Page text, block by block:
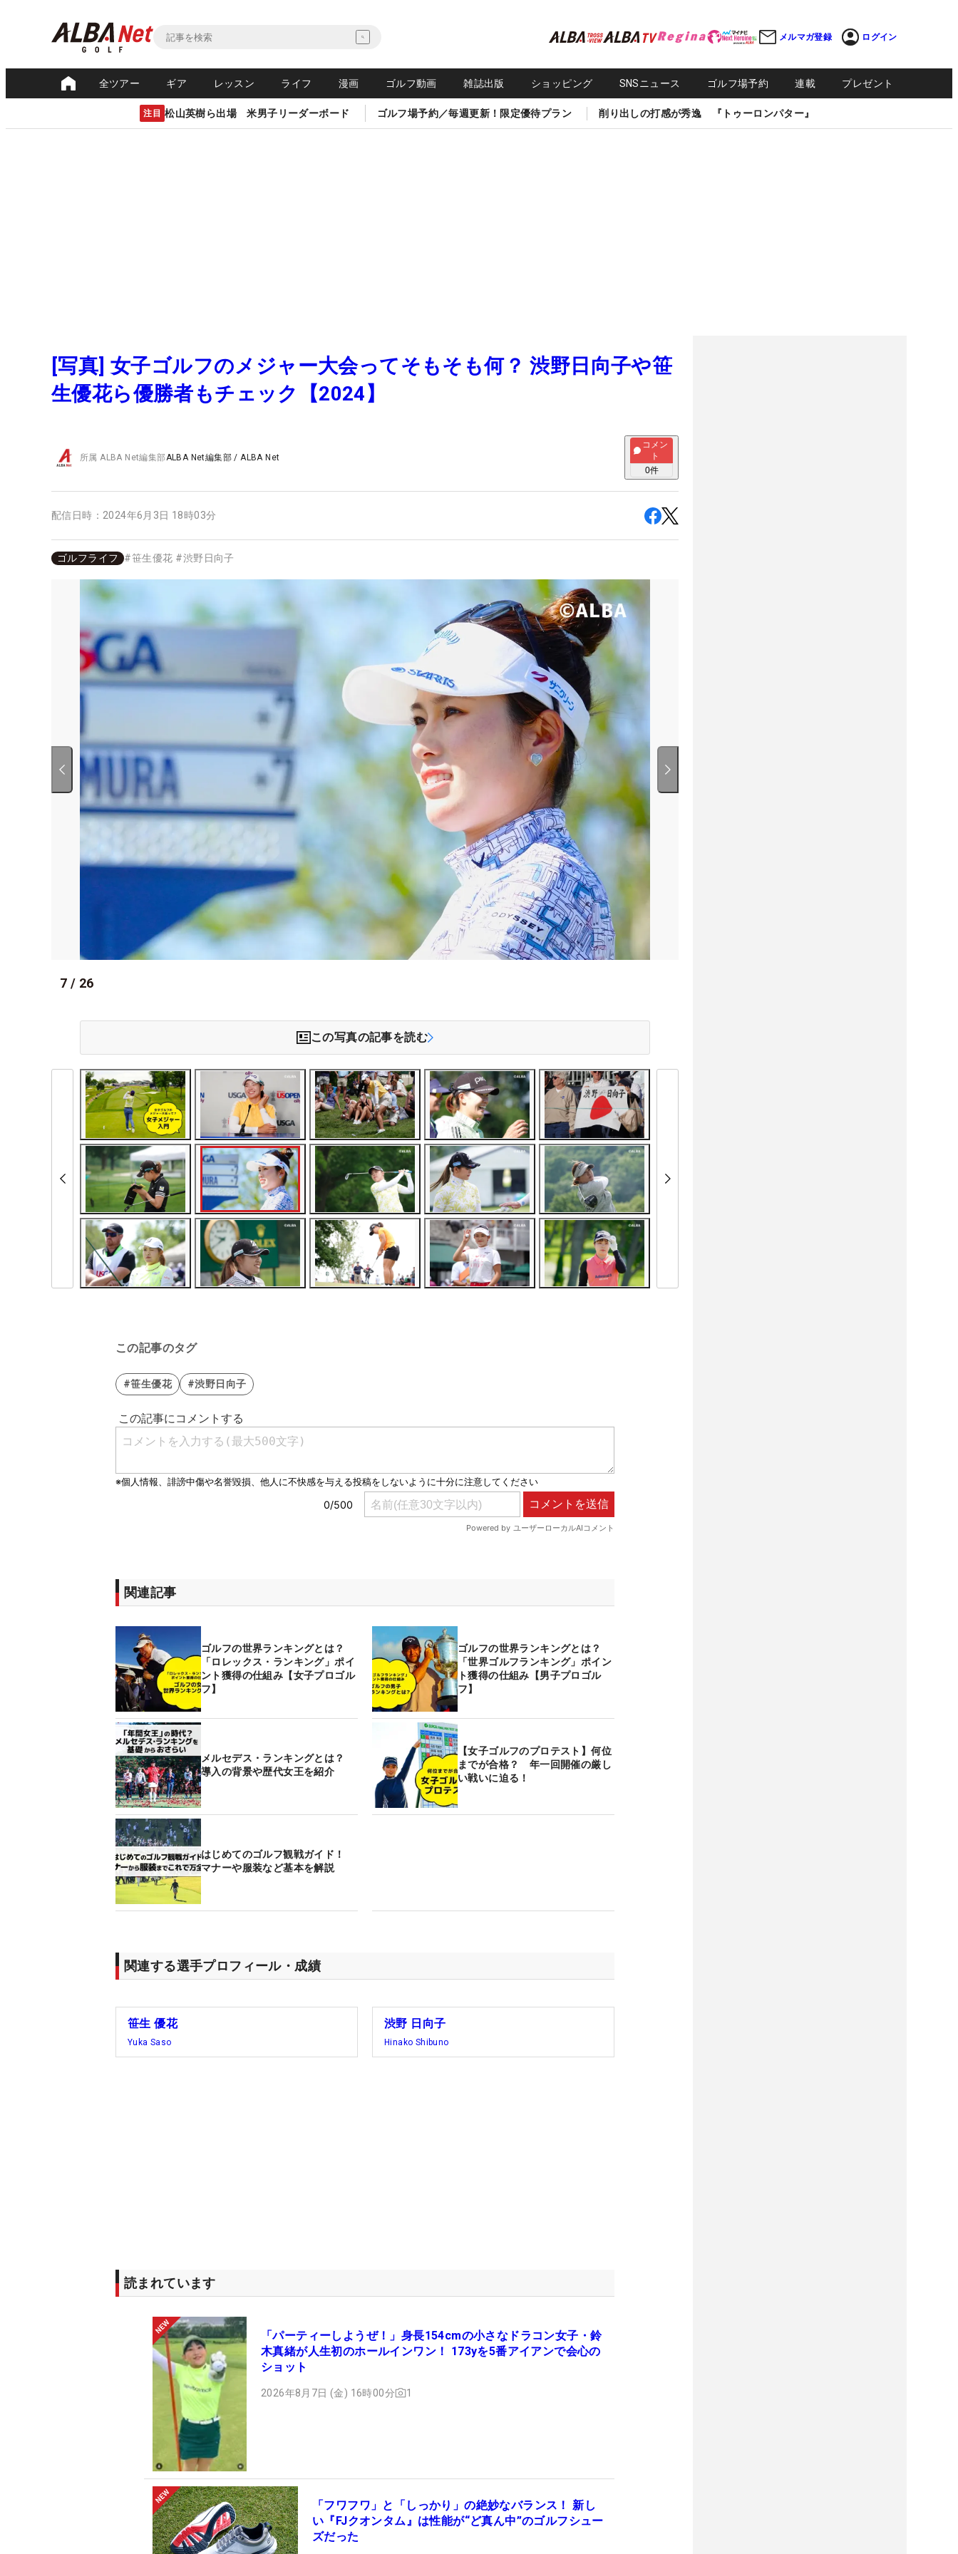
メルマガ登録 ログイン
全ツアー ギア レッスン ライフ 漫画 ゴルフ動画 雑誌出版 ショッピング SNSニュース ゴルフ場予約 連載 プレゼント
注目 松山英樹ら出場 米男子リーダーボード ゴルフ場予約／毎週更新！限定優待プラン 削り出しの打感が秀逸 『トゥーロンパター』
[写真] 女子ゴルフのメジャー大会ってそもそも何？ 渋野日向子や笹
生優花ら優勝者もチェック【2024】
所属ALBA Net編集部ALBA Net編集部 /ALBA Net
コメン
ト
0件
配信日時： 2024年6月3日 18時03分
ゴルフライフ #笹生優花 #渋野日向子
7 / 26
この写真の記事を読む
この記事のタグ
#笹生優花 #渋野日向子
関連記事
ゴルフの世界ランキングとは？
「ロレックス・ランキング」ポイ
ント獲得の仕組み【女子プロゴル
フ】
ゴルフの世界ランキングとは？
「世界ゴルフランキング」ポイン
ト獲得の仕組み【男子プロゴル
フ】
メルセデス・ランキングとは？
導入の背景や歴代女王を紹介
【女子ゴルフのプロテスト】何位
までが合格？ 年一回開催の厳し
い戦いに迫る！
はじめてのゴルフ観戦ガイド！
マナーや服装など基本を解説
関連する選手プロフィール・成績
笹生 優花
Yuka Saso
渋野 日向子
Hinako Shibuno
読まれています
「パーティーしようぜ！」身長154cmの小さなドラコン女子・鈴
木真緒が人生初のホールインワン！ 173yを5番アイアンで会心の
ショット
2026年8月7日 (金) 16時00分 1
「フワフワ」と「しっかり」の絶妙なバランス！ 新し
い『FJクオンタム』は性能が“ど真ん中”のゴルフシュー
ズだった